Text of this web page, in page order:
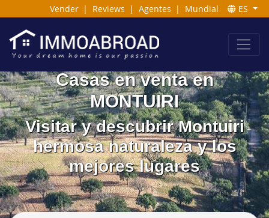
Vender | Reviews | Agentes | Mundial ES
Casas en venta en
MONTUIRI
Visitar y descubrir Montuiri
hermosa naturaleza y los
mejores lugares